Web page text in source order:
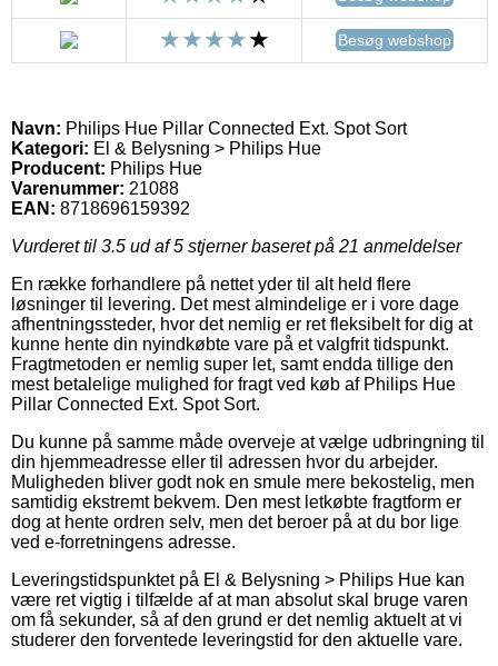
Besøg webshop
Navn: Philips Hue Pillar Connected Ext. Spot Sort
Kategori: El & Belysning > Philips Hue
Producent: Philips Hue
Varenummer: 21088
EAN: 8718696159392
Vurderet til 3.5 ud af 5 stjerner baseret på 21 anmeldelser
En række forhandlere på nettet yder til alt held flere
løsninger til levering. Det mest almindelige er i vore dage
afhentningssteder, hvor det nemlig er ret fleksibelt for dig at
kunne hente din nyindkøbte vare på et valgfrit tidspunkt.
Fragtmetoden er nemlig super let, samt endda tillige den
mest betalelige mulighed for fragt ved køb af Philips Hue
Pillar Connected Ext. Spot Sort.
Du kunne på samme måde overveje at vælge udbringning til
din hjemmeadresse eller til adressen hvor du arbejder.
Muligheden bliver godt nok en smule mere bekostelig, men
samtidig ekstremt bekvem. Den mest letkøbte fragtform er
dog at hente ordren selv, men det beroer på at du bor lige
ved e-forretningens adresse.
Leveringstidspunktet på El & Belysning > Philips Hue kan
være ret vigtig i tilfælde af at man absolut skal bruge varen
om få sekunder, så af den grund er det nemlig aktuelt at vi
studerer den forventede leveringstid for den aktuelle vare.